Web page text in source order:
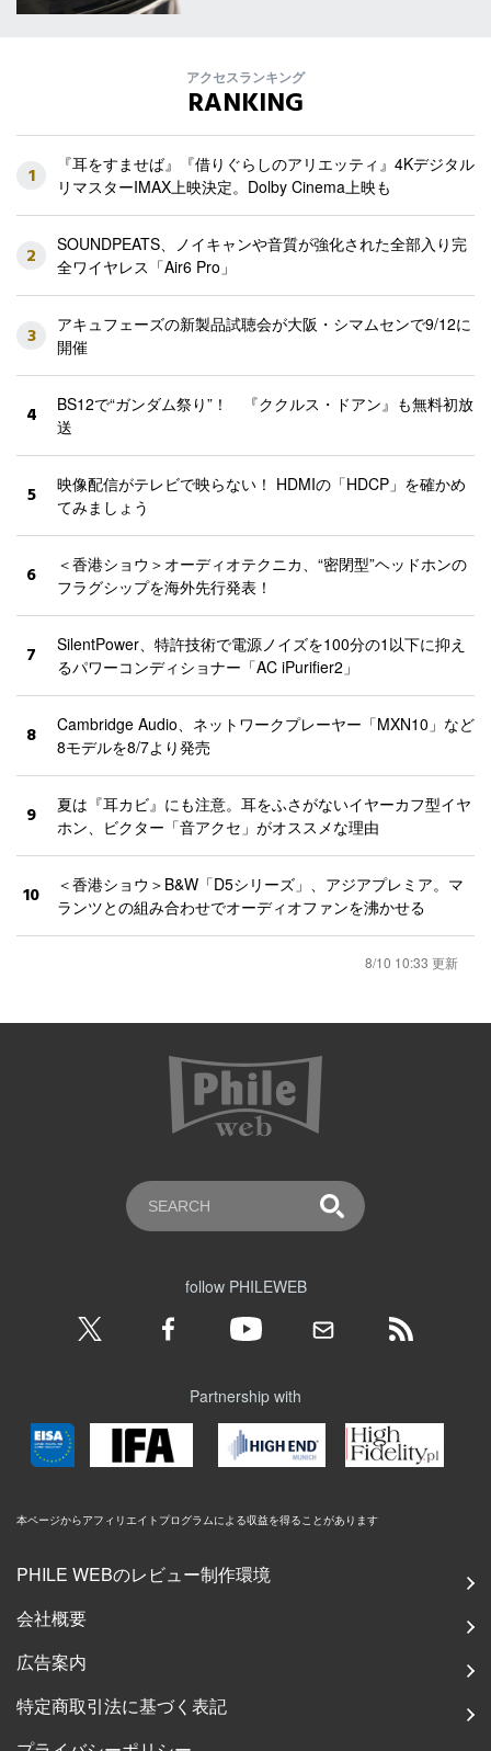
アクセスランキング
RANKING
1
『耳をすませば』『借りぐらしのアリエッティ』4Kデジタル
リマスターIMAX上映決定。Dolby Cinema上映も
2
SOUNDPEATS、ノイキャンや音質が強化された全部入り完
全ワイヤレス「Air6 Pro」
3
アキュフェーズの新製品試聴会が大阪・シマムセンで9/12に
開催
4
BS12で“ガンダム祭り”！ 『ククルス・ドアン』も無料初放
送
5
映像配信がテレビで映らない！ HDMIの「HDCP」を確かめ
てみましょう
6
＜香港ショウ＞オーディオテクニカ、“密閉型”ヘッドホンの
フラグシップを海外先行発表！
7
SilentPower、特許技術で電源ノイズを100分の1以下に抑え
るパワーコンディショナー「AC iPurifier2」
8
Cambridge Audio、ネットワークプレーヤー「MXN10」など
8モデルを8/7より発売
9
夏は『耳カビ』にも注意。耳をふさがないイヤーカフ型イヤ
ホン、ビクター「音アクセ」がオススメな理由
10
＜香港ショウ＞B&W「D5シリーズ」、アジアプレミア。マ
ランツとの組み合わせでオーディオファンを沸かせる
8/10 10:33 更新
follow PHILEWEB
Partnership with
本ページからアフィリエイトプログラムによる収益を得ることがあります
PHILE WEBのレビュー制作環境
会社概要
広告案内
特定商取引法に基づく表記